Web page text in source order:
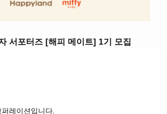
서포터즈 [해피 메이트] 1기 모집
레이션입니다.